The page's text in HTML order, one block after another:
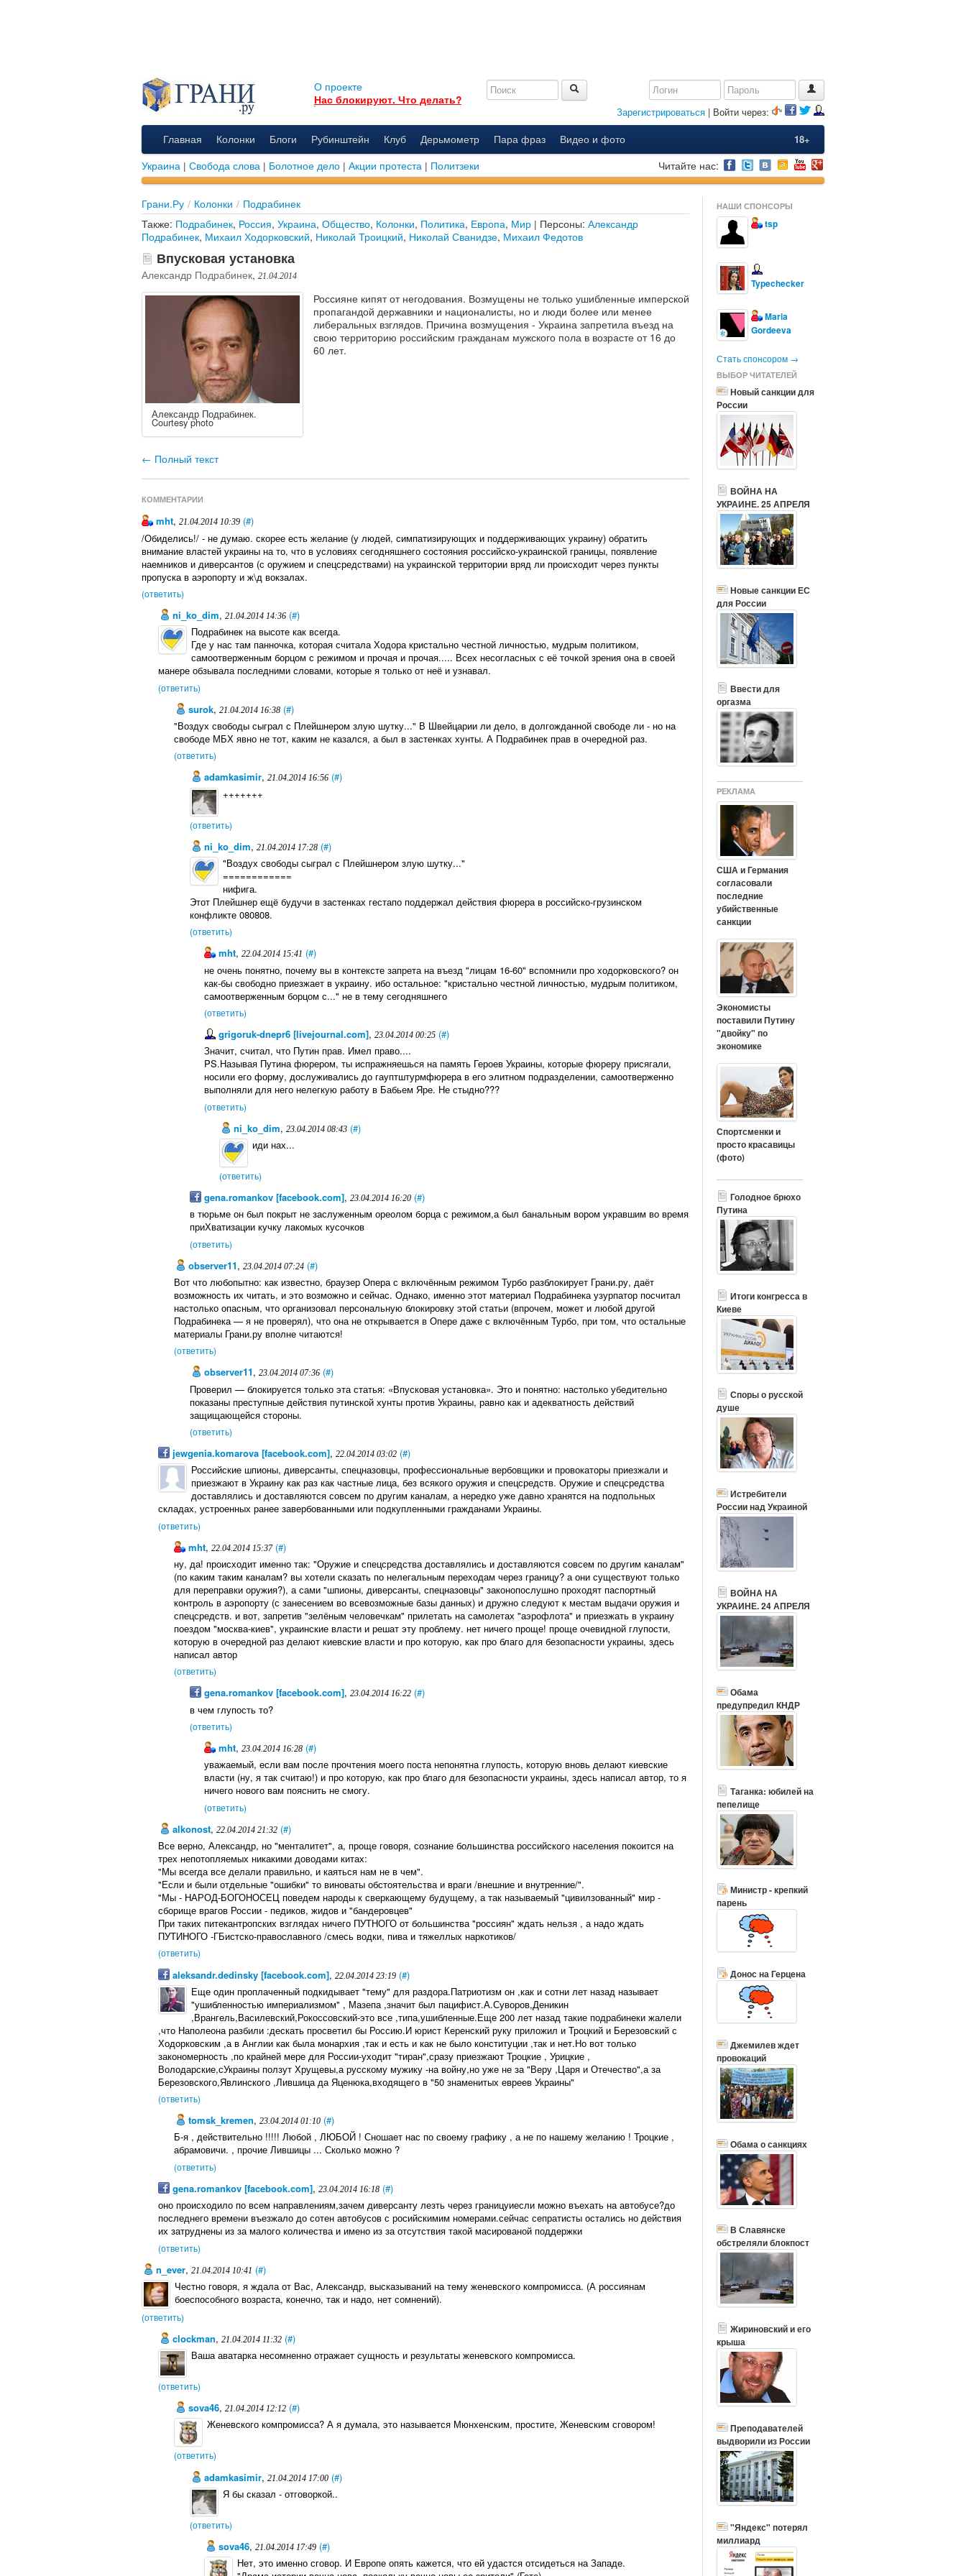
О проекте
Нас блокируют. Что делать?
Зарегистрироваться | Войти через:
18+
Главная Колонки Блоги Рубинштейн Клуб Дерьмометр Пара фраз
Видео и фото
Украина | Свобода слова | Болотное дело | Акции протеста | Политзеки Читайте нас:
Грани.Ру / Колонки / Подрабинек
Также: Подрабинек, Россия, Украина, Общество, Колонки, Политика, Европа, Мир | Персоны: Александр
Подрабинек, Михаил Ходорковский, Николай Троицкий, Николай Сванидзе, Михаил Федотов
Впусковая установка
Александр Подрабинек, 21.04.2014
Александр Подрабинек.
Courtesy photo
Россияне кипят от негодования. Возмущены не только ушибленные имперской
пропагандой державники и националисты, но и люди более или менее
либеральных взглядов. Причина возмущения - Украина запретила въезд на
свою территорию российским гражданам мужского пола в возрасте от 16 до
60 лет.
← Полный текст
КОММЕНТАРИИ
mht, 21.04.2014 10:39 (#)
/Обиделись!/ - не думаю. скорее есть желание (у людей, симпатизирующих и поддерживающих украину) обратить
внимание властей украины на то, что в условиях сегодняшнего состояния российско-украинской границы, появление
наемников и диверсантов (с оружием и спецсредствами) на украинской территории вряд ли происходит через пункты
пропуска в аэропорту и ж\д вокзалах.
(ответить)
ni_ko_dim, 21.04.2014 14:36 (#)
Подрабинек на высоте как всегда.
Где у нас там панночка, которая считала Ходора кристально честной личностью, мудрым политиком,
самоотверженным борцом с режимом и прочая и прочая..... Всех несогласных с её точкой зрения она в своей
манере обзывала последними словами, которые я только от неё и узнавал.
(ответить)
surok,21.04.2014 16:38 (#)
"Воздух свободы сыграл с Плейшнером злую шутку..." В Швейцарии ли дело, в долгожданной свободе ли - но на
свободе МБХ явно не тот, каким не казался, а был в застенках хунты. А Подрабинек прав в очередной раз.
(ответить)
adamkasimir, 21.04.2014 16:56 (#)
+++++++
(ответить)
ni_ko_dim, 21.04.2014 17:28 (#)
"Воздух свободы сыграл с Плейшнером злую шутку..."
============
нифига.
Этот Плейшнер ещё будучи в застенках гестапо поддержал действия фюрера в российско-грузинском
конфликте 080808.
(ответить)
mht,22.04.2014 15:41 (#)
не очень понятно, почему вы в контексте запрета на въезд "лицам 16-60" вспомнили про ходорковского? он
как-бы свободно приезжает в украину. ибо остальное: "кристально честной личностью, мудрым политиком,
самоотверженным борцом с..." не в тему сегодняшнего
(ответить)
grigoruk-dnepr6 [livejournal.com],23.04.2014 00:25 (#)
Значит, считал, что Путин прав. Имел право....
PS.Называя Путина фюрером, ты испражняешься на память Героев Украины, которые фюреру присягали,
носили его форму, дослуживались до гауптштурмфюрера в его элитном подразделении, самоотверженно
выполняли для него нелегкую работу в Бабьем Яре. Не стыдно???
(ответить)
ni_ko_dim, 23.04.2014 08:43 (#)
иди нах...
(ответить)
gena.romankov [facebook.com], 23.04.2014 16:20 (#)
в тюрьме он был покрыт не заслуженным ореолом борца с режимом,а был банальным вором укравшим во время
приХватизации кучку лакомых кусочков
(ответить)
observer11,23.04.2014 07:24 (#)
Вот что любопытно: как известно, браузер Опера с включённым режимом Турбо разблокирует Грани.ру, даёт
возможность их читать, и это возможно и сейчас. Однако, именно этот материал Подрабинека узурпатор посчитал
настолько опасным, что организовал персональную блокировку этой статьи (впрочем, может и любой другой
Подрабинека — я не проверял), что она не открывается в Опере даже с включённым Турбо, при том, что остальные
материалы Грани.ру вполне читаются!
(ответить)
observer11, 23.04.2014 07:36 (#)
Проверил — блокируется только эта статья: «Впусковая установка». Это и понятно: настолько убедительно
показаны преступные действия путинской хунты против Украины, равно как и адекватность действий
защищающейся стороны.
(ответить)
jewgenia.komarova [facebook.com], 22.04.2014 03:02 (#)
Российские шпионы, диверсанты, спецназовцы, профессиональные вербовщики и провокаторы приезжали и
приезжают в Украину как раз как частные лица, без всякого оружия и спецсредств. Оружие и спецсредства
доставлялись и доставляются совсем по другим каналам, а нередко уже давно хранятся на подпольных
складах, устроенных ранее завербованными или подкупленными гражданами Украины.
(ответить)
mht,22.04.2014 15:37 (#)
ну, да! происходит именно так: "Оружие и спецсредства доставлялись и доставляются совсем по другим каналам"
(по каким таким каналам? вы хотели сказать по нелегальным переходам через границу? а они существуют только
для переправки оружия?), а сами "шпионы, диверсанты, спецназовцы" законопослушно проходят паспортный
контроль в аэропорту (с занесением во всевозможные базы данных) и дружно следуют к местам выдачи оружия и
спецсредств. и вот, запретив "зелёным человечкам" прилетать на самолетах "аэрофлота" и приезжать в украину
поездом "москва-киев", украинские власти и решат эту проблему. нет ничего проще! проще очевидной глупости,
которую в очередной раз делают киевские власти и про которую, как про благо для безопасности украины, здесь
написал автор
(ответить)
gena.romankov [facebook.com], 23.04.2014 16:22 (#)
в чем глупость то?
(ответить)
mht,23.04.2014 16:28 (#)
уважаемый, если вам после прочтения моего поста непонятна глупость, которую вновь делают киевские
власти (ну, я так считаю!) и про которую, как про благо для безопасности украины, здесь написал автор, то я
ничего нового вам пояснить не смогу.
(ответить)
alkonost, 22.04.2014 21:32 (#)
Все верно, Александр, но "менталитет", а, проще говоря, сознание большинства российского населения покоится на
трех непотопляемых никакими доводами китах:
"Мы всегда все делали правильно, и каяться нам не в чем".
"Если и были отдельные "ошибки" то виноваты обстоятельства и враги /внешние и внутренние/".
"Мы - НАРОД-БОГОНОСЕЦ поведем народы к сверкающему будущему, а так называемый "цивилзованный" мир -
сборище врагов России - педиков, жидов и "бандеровцев"
При таких питекантропских взглядах ничего ПУТНОГО от большинства "россиян" ждать нельзя , а надо ждать
ПУТИНОГО -ГБистско-православного /смесь водки, пива и тяжеллых наркотиков/
(ответить)
aleksandr.dedinsky [facebook.com], 22.04.2014 23:19 (#)
Еще один проплаченный подкидывает "тему" для раздора.Патриотизм он ,как и сотни лет назад называет
"ушибленностью империализмом" , Мазепа ,значит был пацифист.А.Суворов,Деникин
,Врангель,Василевский,Рокоссовский-это все ,типа,ушибленные.Еще 200 лет назад такие подрабинеки жалели
,что Наполеона разбили :дескать просветил бы Россию.И юрист Керенский руку приложил и Троцкий и Березовский с
Ходорковским ,а в Англии как была монархия ,так и есть и как не было конституции ,так и нет.Но вот только
закономерность ,по крайней мере для России-уходит "тиран",сразу приезжают Троцкие , Урицкие ,
Володарские,сУкраины ползут Хрущевы,а русскому мужику -на войну,но уже не за "Веру ,Царя и Отечество",а за
Березовского,Явлинского ,Лившица да Яценюка,входящего в "50 знаменитых евреев Украины"
(ответить)
tomsk_kremen,23.04.2014 01:10 (#)
Б-я , действительно !!!!! Любой , ЛЮБОЙ ! Сношает нас по своему графику , а не по нашему желанию ! Троцкие ,
абрамовичи. , прочие Лившицы ... Сколько можно ?
(ответить)
gena.romankov [facebook.com], 23.04.2014 16:18 (#)
оно происходило по всем направлениям,зачем диверсанту лезть через границуиесли можно въехать на автобусе?до
последнего времени въезжало до сотен автобусов с росийскимим номерами.сейчас сепратисты остались но действия
их затруднены из за малого количества и имено из за отсутствия такой масированой поддержки
(ответить)
n_ever, 21.04.2014 10:41 (#)
Честно говоря, я ждала от Вас, Александр, высказываний на тему женевского компромисса. (А россиянам
боеспособного возраста, конечно, так и надо, нет сомнений).
(ответить)
clockman, 21.04.2014 11:32 (#)
Ваша аватарка несомненно отражает сущность и результаты женевского компромисса.
(ответить)
sova46,21.04.2014 12:12 (#)
Женевского компромисса? А я думала, это называется Мюнхенским, простите, Женевским сговором!
(ответить)
adamkasimir, 21.04.2014 17:00 (#)
Я бы сказал - отговоркой..
(ответить)
sova46,21.04.2014 17:49 (#)
Нет, это именно сговор. И Европе опять кажется, что ей удастся отсидеться на Западе.
НАШИ СПОНСОРЫ
tsp
Typechecker
Maria
Gordeeva
Стать спонсором →
ВЫБОР ЧИТАТЕЛЕЙ
Новый санкции для
России
ВОЙНА НА
УКРАИНЕ. 25 АПРЕЛЯ
Новые санкции ЕС
для России
Ввести для
оргазма
РЕКЛАМА
США и Германия
согласовали
последние
убийственные
санкции
Экономисты
поставили Путину
"двойку" по
экономике
Спортсменки и
просто красавицы
(фото)
Голодное брюхо
Путина
Итоги конгресса в
Киеве
Споры о русской
душе
Истребители
России над Украиной
ВОЙНА НА
УКРАИНЕ. 24 АПРЕЛЯ
Обама
предупредил КНДР
Таганка: юбилей на
пепелище
Министр - крепкий
парень
Донос на Герцена
Джемилев ждет
провокаций
Обама о санкциях
В Славянске
обстреляли блокпост
Жириновский и его
крыша
Преподавателей
выдворили из России
"Яндекс" потерял
миллиард